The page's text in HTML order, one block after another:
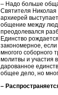
– Надо больше
Святителя
архиерей
общение между
преодолевался
Единство
закономерное,
многого соборного
молитвы и участия
дарованное
общее дело, но
–